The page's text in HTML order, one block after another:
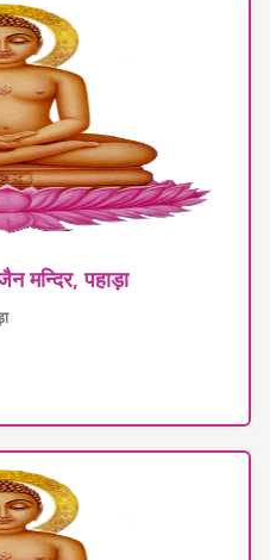
मन्दिर, पहाड़ा